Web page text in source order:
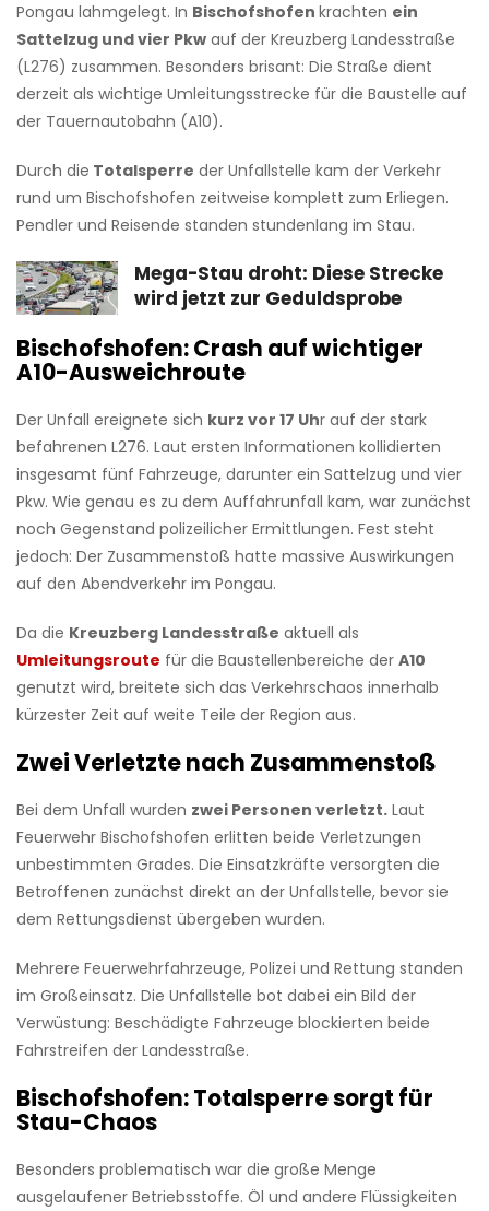
Pongau lahmgelegt. In Bischofshofen krachten ein
Sattelzug und vier Pkw auf der Kreuzberg Landesstraße
(L276) zusammen. Besonders brisant: Die Straße dient
derzeit als wichtige Umleitungsstrecke für die Baustelle auf
der Tauernautobahn (A10).
Durch die Totalsperre der Unfallstelle kam der Verkehr
rund um Bischofshofen zeitweise komplett zum Erliegen.
Pendler und Reisende standen stundenlang im Stau.
Mega-Stau droht: Diese Strecke
wird jetzt zur Geduldsprobe
Bischofshofen: Crash auf wichtiger
A10-Ausweichroute
Der Unfall ereignete sich kurz vor 17 Uhr auf der stark
befahrenen L276. Laut ersten Informationen kollidierten
insgesamt fünf Fahrzeuge, darunter ein Sattelzug und vier
Pkw. Wie genau es zu dem Auffahrunfall kam, war zunächst
noch Gegenstand polizeilicher Ermittlungen. Fest steht
jedoch: Der Zusammenstoß hatte massive Auswirkungen
auf den Abendverkehr im Pongau.
Da die Kreuzberg Landesstraße aktuell als
Umleitungsroute für die Baustellenbereiche der A10
genutzt wird, breitete sich das Verkehrschaos innerhalb
kürzester Zeit auf weite Teile der Region aus.
Zwei Verletzte nach Zusammenstoß
Bei dem Unfall wurden zwei Personen verletzt. Laut
Feuerwehr Bischofshofen erlitten beide Verletzungen
unbestimmten Grades. Die Einsatzkräfte versorgten die
Betroffenen zunächst direkt an der Unfallstelle, bevor sie
dem Rettungsdienst übergeben wurden.
Mehrere Feuerwehrfahrzeuge, Polizei und Rettung standen
im Großeinsatz. Die Unfallstelle bot dabei ein Bild der
Verwüstung: Beschädigte Fahrzeuge blockierten beide
Fahrstreifen der Landesstraße.
Bischofshofen: Totalsperre sorgt für
Stau-Chaos
Besonders problematisch war die große Menge
ausgelaufener Betriebsstoffe. Öl und andere Flüssigkeiten